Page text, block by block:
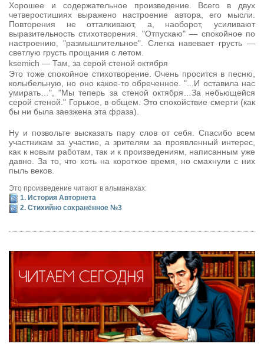
Хорошее и содержательное произведение. Всего в двух
четверостишиях выражено настроение автора, его мысли.
Повторения не отталкивают, а, наоборот, усиливают
выразительность стихотворения. "Отпускаю" — спокойное по
настроению, "размышлительное". Слегка навевает грусть —
светлую грусть прощания с летом.
ksemich — Там, за серой стеной октября
Это тоже спокойное стихотворение. Очень просится в песню,
колыбельную, но оно какое-то обреченное. "...И оставила нас
умирать…", "Мы теперь за стеной октября…За небьющейся
серой стеной." Горькое, в общем. Это спокойствие смерти (как
бы ни была заезжена эта фраза).
Ну и позвольте высказать пару слов от себя. Спасибо всем
участникам за участие, а зрителям за проявленный интерес,
как к новым работам, так и к произведениям, написанным уже
давно. За то, что хоть на короткое время, но смахнули с них
пыль веков.
Это произведение читают в альманахах:
1. История Авторнета
2. Стихийно сохранённое №3